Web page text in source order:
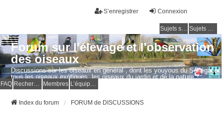
Connexion
S’enregistrer
Sujets sans réponse Sujets actifs
Forum sur l'élevage et l'observation
des oiseaux
Discussions sur les oiseaux en général , dont les youyous du Sénégal et
tous les oiseaux exotiques, les oiseaux du jardin et de la nature.
Questions, photos, expériences.
FAQ Membres
Index du forum FORUM de DISCUSSIONS